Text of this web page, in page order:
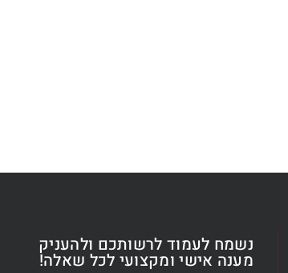
נשמח לעמוד לרשותכם ולהעניק
מענה אישי ומקצועי לכל שאלה!